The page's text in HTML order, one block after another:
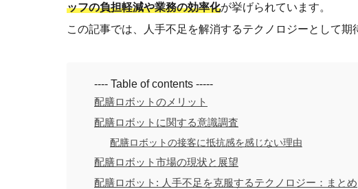
ッフの負担軽減や業務の効率化が挙げられています。
この記事では、人手不足を解消するテクノロジーとして期
---- Table of contents -----
配膳ロボットのメリット
配膳ロボットに関する意識調査
配膳ロボットの接客に抵抗感を感じない理由
配膳ロボット市場の現状と展望
配膳ロボット: 人手不足を克服するテクノロジー：まとめ